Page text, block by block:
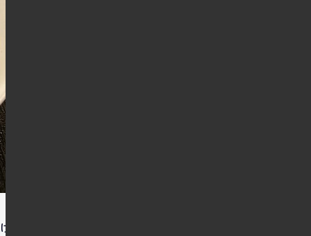
ど・・・。